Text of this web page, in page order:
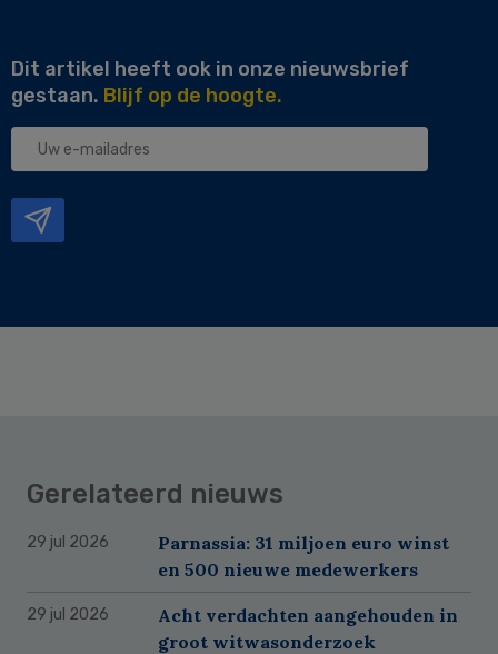
Dit artikel heeft ook in onze nieuwsbrief
gestaan. Blijf op de hoogte.
Uw
Gerelateerd nieuws
29 jul 2026
Parnassia: 31 miljoen euro winst
en 500 nieuwe medewerkers
29 jul 2026
Acht verdachten aangehouden in
groot witwasonderzoek